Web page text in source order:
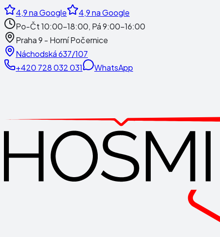
4,9na Google 4,9na Google
Po-Čt 10:00-18:00, Pá 9:00-16:00
Praha 9 - Horní Počernice
Náchodská 637/107
+420 728 032 031
WhatsApp